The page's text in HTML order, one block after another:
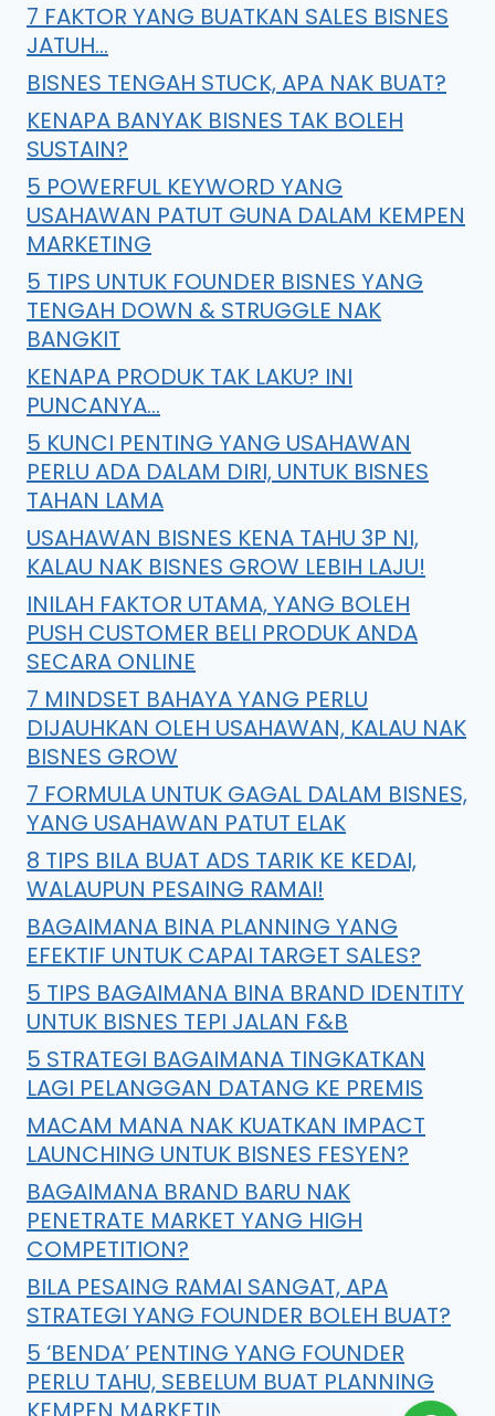
7 FAKTOR YANG BUATKAN SALES BISNES
JATUH…
BISNES TENGAH STUCK, APA NAK BUAT?
KENAPA BANYAK BISNES TAK BOLEH
SUSTAIN?
5 POWERFUL KEYWORD YANG
USAHAWAN PATUT GUNA DALAM KEMPEN
MARKETING
5 TIPS UNTUK FOUNDER BISNES YANG
TENGAH DOWN & STRUGGLE NAK
BANGKIT
KENAPA PRODUK TAK LAKU? INI
PUNCANYA…
5 KUNCI PENTING YANG USAHAWAN
PERLU ADA DALAM DIRI, UNTUK BISNES
TAHAN LAMA
USAHAWAN BISNES KENA TAHU 3P NI,
KALAU NAK BISNES GROW LEBIH LAJU!
INILAH FAKTOR UTAMA, YANG BOLEH
PUSH CUSTOMER BELI PRODUK ANDA
SECARA ONLINE
7 MINDSET BAHAYA YANG PERLU
DIJAUHKAN OLEH USAHAWAN, KALAU NAK
BISNES GROW
7 FORMULA UNTUK GAGAL DALAM BISNES,
YANG USAHAWAN PATUT ELAK
8 TIPS BILA BUAT ADS TARIK KE KEDAI,
WALAUPUN PESAING RAMAI!
BAGAIMANA BINA PLANNING YANG
EFEKTIF UNTUK CAPAI TARGET SALES?
5 TIPS BAGAIMANA BINA BRAND IDENTITY
UNTUK BISNES TEPI JALAN F&B
5 STRATEGI BAGAIMANA TINGKATKAN
LAGI PELANGGAN DATANG KE PREMIS
MACAM MANA NAK KUATKAN IMPACT
LAUNCHING UNTUK BISNES FESYEN?
BAGAIMANA BRAND BARU NAK
PENETRATE MARKET YANG HIGH
COMPETITION?
BILA PESAING RAMAI SANGAT, APA
STRATEGI YANG FOUNDER BOLEH BUAT?
5 ‘BENDA’ PENTING YANG FOUNDER
PERLU TAHU, SEBELUM BUAT PLANNING